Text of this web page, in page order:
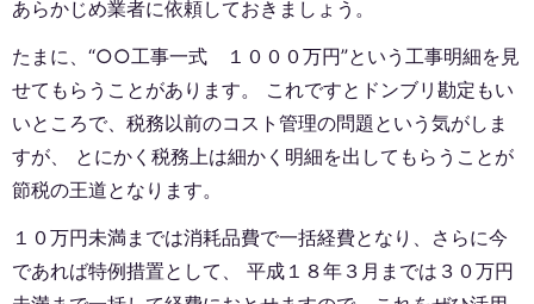
あらかじめ業者に依頼しておきましょう。
たまに、“○○工事一式 １０００万円”という工事明細を見
せてもらうことがあります。 これですとドンブリ勘定もい
いところで、税務以前のコスト管理の問題という気がしま
すが、 とにかく税務上は細かく明細を出してもらうことが
節税の王道となります。
１０万円未満までは消耗品費で一括経費となり、さらに今
であれば特例措置として、 平成１８年３月までは３０万円